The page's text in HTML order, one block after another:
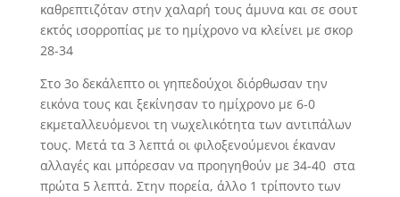
καθρεπτιζόταν στην χαλαρή τους άμυνα και σε σουτ
εκτός ισορροπίας με το ημίχρονο να κλείνει με σκορ
28-34
Στο 3ο δεκάλεπτο οι γηπεδούχοι διόρθωσαν την
εικόνα τους και ξεκίνησαν το ημίχρονο με 6-0
εκμεταλλευόμενοι τη νωχελικότητα των αντιπάλων
τους. Μετά τα 3 λεπτά οι φιλοξενούμενοι έκαναν
αλλαγές και μπόρεσαν να προηγηθούν με 34-40 στα
πρώτα 5 λεπτά. Στην πορεία, άλλο 1 τρίποντο των